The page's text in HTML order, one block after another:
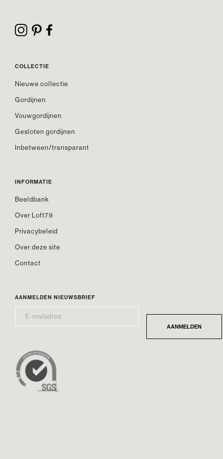
COLLECTIE
Nieuwe collectie
Gordijnen
Vouwgordijnen
Gesloten gordijnen
Inbetween/transparant
INFORMATIE
Beeldbank
Over Loft79
Privacybeleid
Over deze site
Contact
AANMELDEN NIEUWSBRIEF
MAILADRES* AANMELDEN